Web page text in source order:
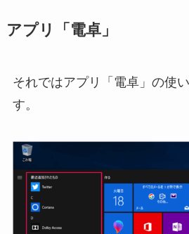
アプリ「電卓」
それではアプリ「電卓」の使
す。